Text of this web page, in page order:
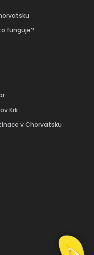
funguje?
Krk
v Chorvatsku